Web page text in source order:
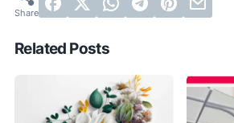
Related Posts